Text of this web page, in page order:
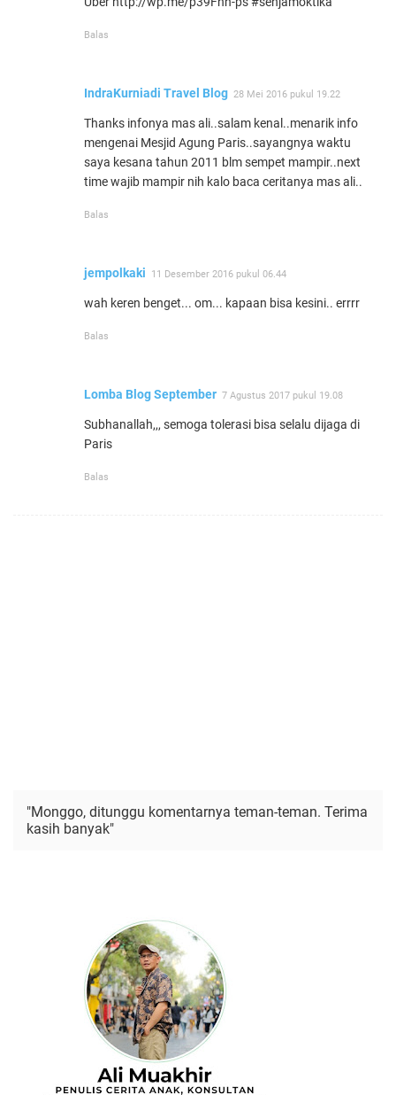
Balas
IndraKurniadi Travel Blog 28 Mei 2016 pukul 19.22
Thanks infonya mas ali..salam kenal..menarik info
mengenai Mesjid Agung Paris..sayangnya waktu
saya kesana tahun 2011 blm sempet mampir..next
time wajib mampir nih kalo baca ceritanya mas ali..
Balas
jempolkaki 11 Desember 2016 pukul 06.44
wah keren benget... om... kapaan bisa kesini.. errrr
Balas
Lomba Blog September 7 Agustus 2017 pukul 19.08
Subhanallah,,, semoga tolerasi bisa selalu dijaga di
Paris
Balas
"Monggo, ditunggu komentarnya teman-teman. Terima
kasih banyak"